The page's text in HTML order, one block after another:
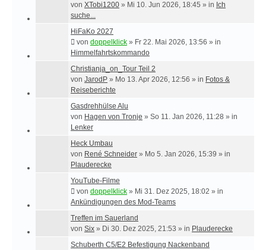
von XTobi1200 » Mi 10. Jun 2026, 18:45 » in Ich
suche...
HiFaKo 2027
von doppelklick » Fr 22. Mai 2026, 13:56 » in
Himmelfahrtskommando
Christianja_on_Tour Teil 2
von JarodP » Mo 13. Apr 2026, 12:56 » in Fotos &
Reiseberichte
Gasdrehhülse Alu
von Hagen von Tronje » So 11. Jan 2026, 11:28 » in
Lenker
Heck Umbau
von René Schneider » Mo 5. Jan 2026, 15:39 » in
Plauderecke
YouTube-Filme
von doppelklick » Mi 31. Dez 2025, 18:02 » in
Ankündigungen des Mod-Teams
Treffen im Sauerland
von Six » Di 30. Dez 2025, 21:53 » in Plauderecke
Schuberth C5/E2 Befestigung Nackenband